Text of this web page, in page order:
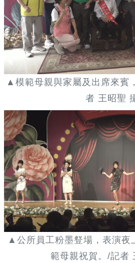
▲模範母親與家屬及出席來賓
者 王昭聖
▲公所員工粉墨豋場，表演夜
範母親祝賀。/記者